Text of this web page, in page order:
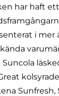
har haft
i mer
Sunfresh,